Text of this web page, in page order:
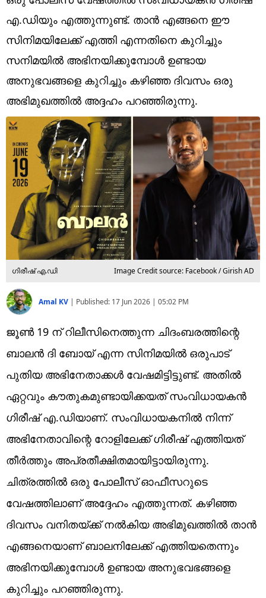
Religion
Web Story
Photo
Short Videos
എ.ഡിയും എത്തുന്നുണ്ട്. താന്‍ എങ്ങനെ ഈ
സിനിമയിലേക്ക് എത്തി എന്നതിനെ കുറിച്ചും
സനിമയില്‍ അഭിനയിക്കുമ്പോള്‍ ഉണ്ടായ
അനുഭവങ്ങളെ കുറിച്ചും കഴിഞ്ഞ ദിവസം ഒരു
അഭിമുഖത്തില്‍ അദ്ദഹം പറഞ്ഞിരുന്നു.
ഗിരീഷ് എ.ഡി Image Credit source: Facebook / Girish AD
Amal KV | Published: 17 Jun 2026 | 05:02 PM
ജൂണ്‍ 19 ന് റിലീസിനെത്തുന്ന ചിദംബരത്തിന്റെ
ബാലന്‍ ദി ബോയ് എന്ന സിനിമയില്‍ ഒരുപാട്
പുതിയ അഭിനേതാക്കള്‍ വേഷമിട്ടിട്ടുണ്ട്. അതില്‍
ഏറ്റവും കൗതുകമുണ്ടായിക്കയത് സംവിധായകന്‍
ഗിരീഷ് എ.ഡിയാണ്. സംവിധായകനില്‍ നിന്ന്
അഭിനേതാവിന്റെ റോളിലേക്ക് ഗിരീഷ് എത്തിയത്
തീര്‍ത്തും അപ്രതീക്ഷിതമായിട്ടായിരുന്നു.
ചിത്രത്തില്‍ ഒരു പോലീസ് ഓഫീസറുടെ
വേഷത്തിലാണ് അദ്ദേഹം എത്തുന്നത്. കഴിഞ്ഞ
ദിവസം വനിതയ്ക്ക് നല്‍കിയ അഭിമുഖത്തില്‍ താന്‍
എങ്ങനെയാണ് ബാലനിലേക്ക് എത്തിയതെന്നും
അഭിനയിക്കുമ്പോള്‍ ഉണ്ടായ അനുഭവഭങ്ങളെ
കുറിച്ചും പറഞ്ഞിരുന്നു.